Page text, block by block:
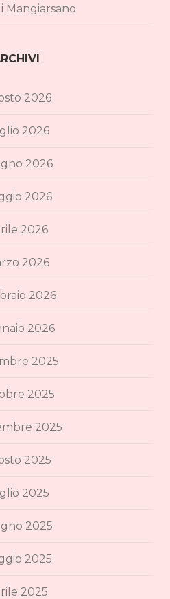
Mangiarsano
2026
2026
2026
2026
2026
2026
2026
2026
2025
2025
2025
2025
2025
2025
2025
2025